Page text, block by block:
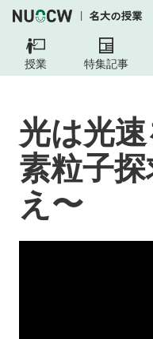
授業 特集記事
光は光
素粒子探
え〜